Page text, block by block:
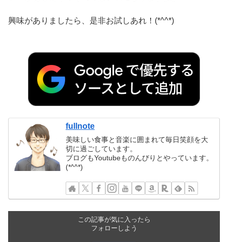
興味がありましたら、是非お試しあれ！(*^^*)
fullnote
美味しい食事と音楽に囲まれて毎日笑顔を大
切に過ごしています。
ブログもYoutubeものんびりとやっています。
(*^^*)
この記事が気に入ったら
フォローしよう